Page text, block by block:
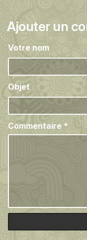
Ajouter un
Votre nom
Objet
Commentaire *